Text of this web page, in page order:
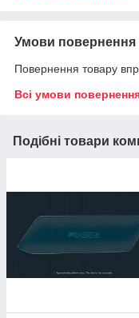
Умови повернення
Повернення товару
Всі умови
Подібні товари